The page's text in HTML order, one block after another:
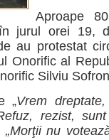
Aproape
jurul orei 19,
au protestat
Onorific al
Silviu
„Vrem
rezist, sunt
nu